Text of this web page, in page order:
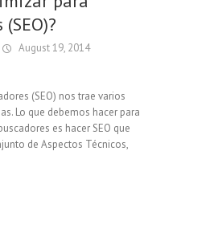
August 19, 2014
(SEO) nos trae varios
Lo que debemos hacer para
es hacer SEO que
de Aspectos Técnicos,